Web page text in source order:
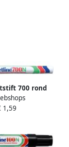
700 rond
rood
1,59